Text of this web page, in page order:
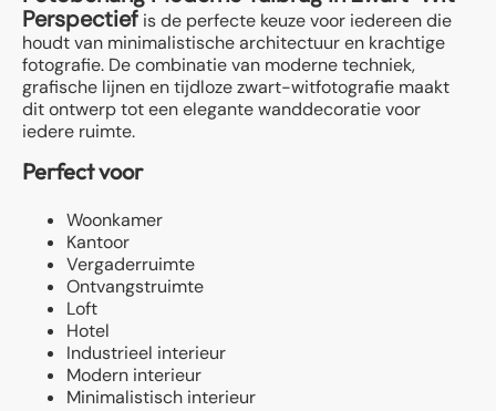
Perspectief is de perfecte keuze voor iedereen die
houdt van minimalistische architectuur en krachtige
fotografie. De combinatie van moderne techniek,
grafische lijnen en tijdloze zwart-witfotografie maakt
dit ontwerp tot een elegante wanddecoratie voor
iedere ruimte.
Perfect voor
Woonkamer
Kantoor
Vergaderruimte
Ontvangstruimte
Loft
Hotel
Industrieel interieur
Modern interieur
Minimalistisch interieur